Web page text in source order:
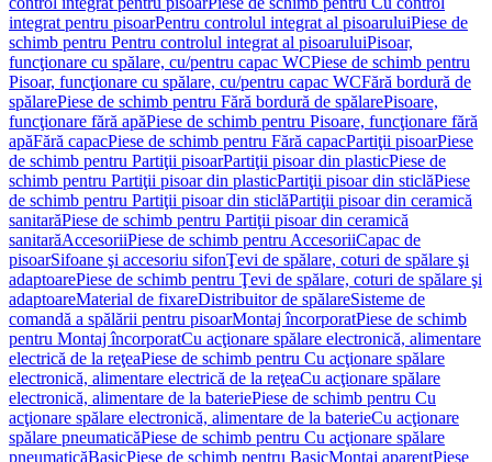
integrat pentru pisoarPentru controlul integrat al pisoaruluiPiese de
schimb pentru Pentru controlul integrat al pisoaruluiPisoar,
funcţionare cu spălare, cu/pentru capac WCPiese de schimb pentru
Pisoar, funcţionare cu spălare, cu/pentru capac WCFără bordură de
spălarePiese de schimb pentru Fără bordură de spălarePisoare,
funcţionare fără apăPiese de schimb pentru Pisoare, funcţionare fără
apăFără capacPiese de schimb pentru Fără capacPartiţii pisoarPiese
de schimb pentru Partiţii pisoarPartiţii pisoar din plasticPiese de
schimb pentru Partiţii pisoar din plasticPartiţii pisoar din sticlăPiese
de schimb pentru Partiţii pisoar din sticlăPartiţii pisoar din ceramică
sanitarăPiese de schimb pentru Partiţii pisoar din ceramică
sanitarăAccesoriiPiese de schimb pentru AccesoriiCapac de
pisoarSifoane şi accesoriu sifonŢevi de spălare, coturi de spălare şi
adaptoarePiese de schimb pentru Ţevi de spălare, coturi de spălare şi
adaptoareMaterial de fixareDistribuitor de spălareSisteme de
comandă a spălării pentru pisoarMontaj încorporatPiese de schimb
pentru Montaj încorporatCu acţionare spălare electronică, alimentare
electrică de la reţeaPiese de schimb pentru Cu acţionare spălare
electronică, alimentare electrică de la reţeaCu acţionare spălare
electronică, alimentare de la bateriePiese de schimb pentru Cu
acţionare spălare electronică, alimentare de la baterieCu acţionare
spălare pneumaticăPiese de schimb pentru Cu acţionare spălare
pneumaticăBasicPiese de schimb pentru BasicMontaj aparentPiese